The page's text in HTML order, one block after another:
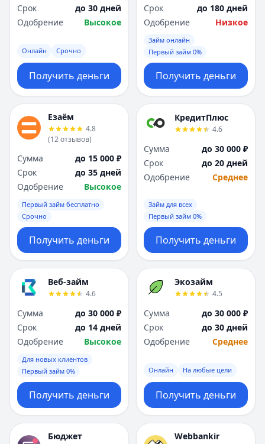
Срок
до 30 дней
Одобрение
Высокое
Онлайн Срочно
Получить деньги
Срок
до 180 дней
Одобрение
Низкое
Займ онлайн
Первый займ 0%
Получить деньги
Езаём
4.8
(12отзывов)
Сумма
до 15 000 ₽
Срок
до 35 дней
Одобрение
Высокое
Первый займ бесплатно
Срочно
Получить деньги
КредитПлюс
4.6
Сумма
до 30 000 ₽
Срок
до 20 дней
Одобрение
Среднее
Займ для всех
Первый займ 0%
Получить деньги
Веб-займ
4.6
Сумма
до 30 000 ₽
Срок
до 14 дней
Одобрение
Высокое
Для новых клиентов
Первый займ 0%
Получить деньги
Экозайм
4.5
Сумма
до 30 000 ₽
Срок
до 30 дней
Одобрение
Среднее
Онлайн На любые цели
Получить деньги
Бюджет Webbankir